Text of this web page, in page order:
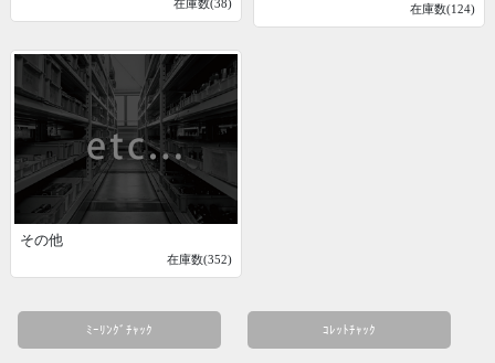
在庫数(38) 在庫数(124)
その他
在庫数(352)
ﾐｰﾘﾝｸﾞﾁｬｯｸ ｺﾚｯﾄﾁｬｯｸ